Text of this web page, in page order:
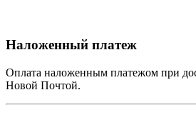
Наложенный платеж
Оплата наложенным платежом при
Новой Почтой.